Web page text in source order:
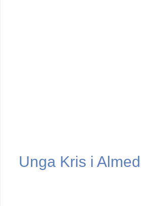
Unga Kris i